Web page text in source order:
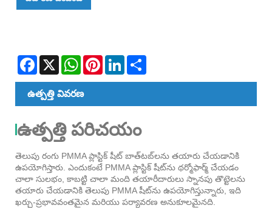
Facebook
X WhatsAppPinterestLinkedIn
ఉత్పత్తి వివరణ
ఉత్పత్తి పరిచయం
తెలుపు రంగు PMMA ప్లాస్టిక్ షీట్ బాత్‌టబ్‌లను తయారు చేయడానికి
ఉపయోగిస్తారు. ఎందుకంటే PMMA ప్లాస్టిక్ షీట్‌ను థర్మోఫార్మ్ చేయడం
చాలా సులభం, కాబట్టి చాలా మంది తయారీదారులు స్నానపు తొట్టెలను
తయారు చేయడానికి తెలుపు PMMA షీట్‌ను ఉపయోగిస్తున్నారు, ఇది
ఖర్చు-ప్రభావవంతమైన మరియు పర్యావరణ అనుకూలమైనది.